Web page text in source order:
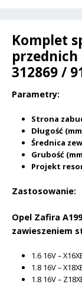
Komplet
przednich
312869 /
Parametry:
Strona
Długość
Średnica
Grubość
Projekt
Zastosowanie:
Opel Zafira
zawieszeniem
1.6 16V –
1.8 16V –
1.8 16V –